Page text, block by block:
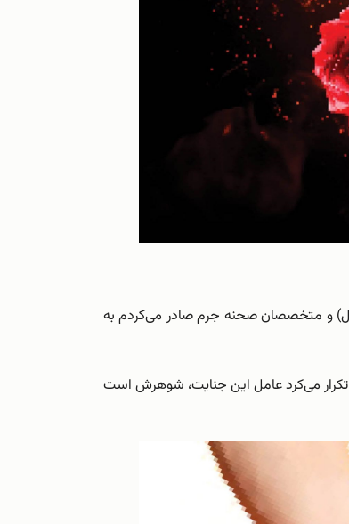
قتل) و متخصصان صحنه جرم صادر می‌کردم به
تکرار می‌کرد ‌عامل این جنایت، شوهرش است